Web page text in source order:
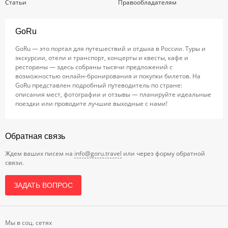
Статьи
Правообладателям
GoRu
GoRu — это портал для путешествий и отдыха в России. Туры и
экскурсии, отели и транспорт, концерты и квесты, кафе и
рестораны — здесь собраны тысячи предложений с
возможностью онлайн-бронирования и покупки билетов. На
GoRu представлен подробный путеводитель по стране:
описания мест, фотографии и отзывы — планируйте идеальные
поездки или проводите лучшие выходные с нами!
Обратная связь
Ждем ваших писем на info@goru.travel или через форму обратной
связи.
ЗАДАТЬ ВОПРОС
Мы в соц. сетях